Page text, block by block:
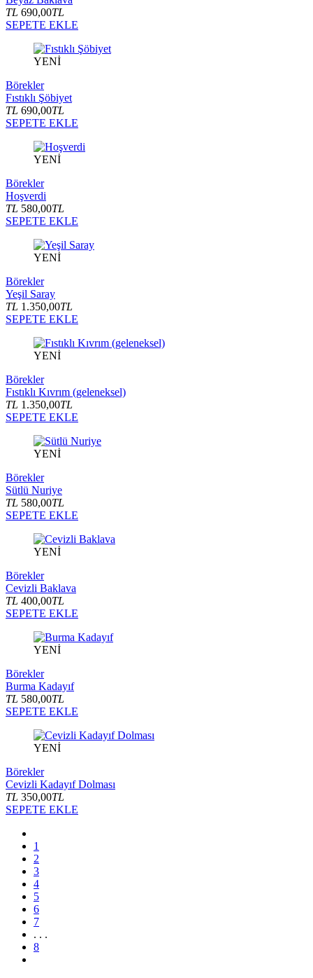
TL 690,00TL
SEPETE EKLE
YENİ
Börekler
Fıstıklı Şöbiyet
TL 690,00TL
SEPETE EKLE
YENİ
Börekler
Hoşverdi
TL 580,00TL
SEPETE EKLE
YENİ
Börekler
Yeşil Saray
TL 1.350,00TL
SEPETE EKLE
YENİ
Börekler
Fıstıklı Kıvrım (geleneksel)
TL 1.350,00TL
SEPETE EKLE
YENİ
Börekler
Sütlü Nuriye
TL 580,00TL
SEPETE EKLE
YENİ
Börekler
Cevizli Baklava
TL 400,00TL
SEPETE EKLE
YENİ
Börekler
Burma Kadayıf
TL 580,00TL
SEPETE EKLE
YENİ
Börekler
Cevizli Kadayıf Dolması
TL 350,00TL
SEPETE EKLE
1
2
3
4
5
6
7
. . .
8